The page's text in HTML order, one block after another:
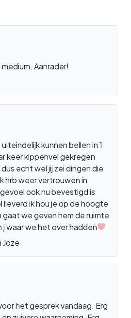
Aanrader!
kunnen bellen in 1
keer kippenvel gekregen
echt wel jij zei dingen die
hrb weer vertrouwen in
ook nu bevestigd is
lieverd ik hou je op de hoogte
gaat we geven hem de ruimte
j waar we het over hadden
Joze
het gesprek vandaag. Erg